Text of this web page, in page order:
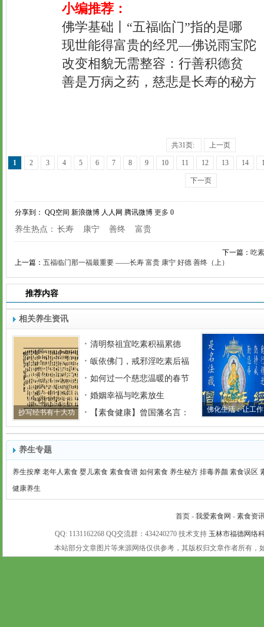
小编推荐：
佛学基础丨“五福临门”指的是哪
现世能得富贵的经咒—佛说雨宝陀
改变相貌无需整容：行善积德贫
善是万病之药，慈悲是长寿的秘方
共31页: 上一页
1 2 3 4 5 6 7 8 9 10 11 12 13 14
下一页
分享到： QQ空间 新浪微博 人人网 腾讯微博 更多 0
养生热点： 长寿 康宁 善终 富贵
下一篇： 吃
上一篇： 五福临门那一福最重要 ——长寿 富贵 康宁 好德 善终（上）
推荐内容
相关养生资讯
抄写经书有十大功
清明祭祖宜吃素积福累德
皈依佛门，戒邪淫吃素后福
如何过一个慈悲温暖的春节
婚姻幸福与吃素放生
【素食健康】曾国藩名言：
佛化生活：让工作
养生专题
养生按摩 老年人素食 婴儿素食 素食食谱 如何素食 养生秘方 排毒养颜 素食误区
健康养生
首页 - 我爱素食网 - 素食资
QQ: 1131162268 QQ交流群：434240270 技术支持 玉林市福德网络
本站部分文章图片等来源网络仅供参考，其版权归文章作者所有，